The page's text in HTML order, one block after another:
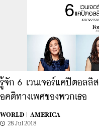
รู้จัก 6 เวนเจอร์แคปิตอลลิ
อคติทางเพศของพวกเธอ
WORLD |
AMERICA
28 Jul 2018